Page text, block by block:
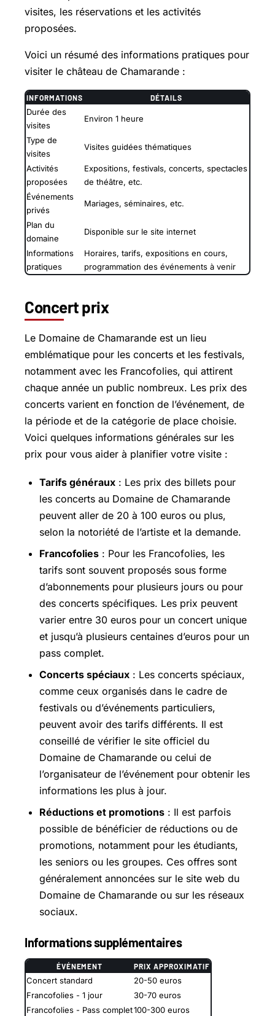
visites, les réservations et les activités
proposées.
Voici un résumé des informations pratiques pour
visiter le château de Chamarande :
INFORMATIONS DÉTAILS
Durée des
visites
Environ 1 heure
Type de
visites
Visites guidées thématiques
Activités
proposées
Expositions, festivals, concerts, spectacles
de théâtre, etc.
Événements
privés
Mariages, séminaires, etc.
Plan du
domaine
Disponible sur le site internet
Informations
pratiques
Horaires, tarifs, expositions en cours,
programmation des événements à venir
Concert prix
Le Domaine de Chamarande est un lieu
emblématique pour les concerts et les festivals,
notamment avec les Francofolies, qui attirent
chaque année un public nombreux. Les prix des
concerts varient en fonction de l’événement, de
la période et de la catégorie de place choisie.
Voici quelques informations générales sur les
prix pour vous aider à planifier votre visite :
Tarifs généraux : Les prix des billets pour
les concerts au Domaine de Chamarande
peuvent aller de 20 à 100 euros ou plus,
selon la notoriété de l’artiste et la demande.
Francofolies : Pour les Francofolies, les
tarifs sont souvent proposés sous forme
d’abonnements pour plusieurs jours ou pour
des concerts spécifiques. Les prix peuvent
varier entre 30 euros pour un concert unique
et jusqu’à plusieurs centaines d’euros pour un
pass complet.
Concerts spéciaux : Les concerts spéciaux,
comme ceux organisés dans le cadre de
festivals ou d’événements particuliers,
peuvent avoir des tarifs différents. Il est
conseillé de vérifier le site officiel du
Domaine de Chamarande ou celui de
l’organisateur de l’événement pour obtenir les
informations les plus à jour.
Réductions et promotions : Il est parfois
possible de bénéficier de réductions ou de
promotions, notamment pour les étudiants,
les seniors ou les groupes. Ces offres sont
généralement annoncées sur le site web du
Domaine de Chamarande ou sur les réseaux
sociaux.
Informations supplémentaires
ÉVÉNEMENT PRIX APPROXIMATIF
Concert standard
20-50 euros
Francofolies - 1 jour
30-70 euros
Francofolies - Pass complet100-300 euros